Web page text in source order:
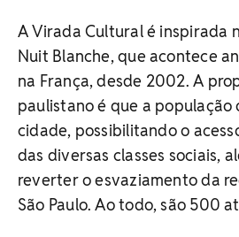
A Virada Cultural é inspirada
Nuit Blanche, que acontece
na França, desde 2002. A
paulistano é que a população
cidade, possibilitando o
das diversas classes sociais,
reverter o esvaziamento da
São Paulo. Ao todo, são 500